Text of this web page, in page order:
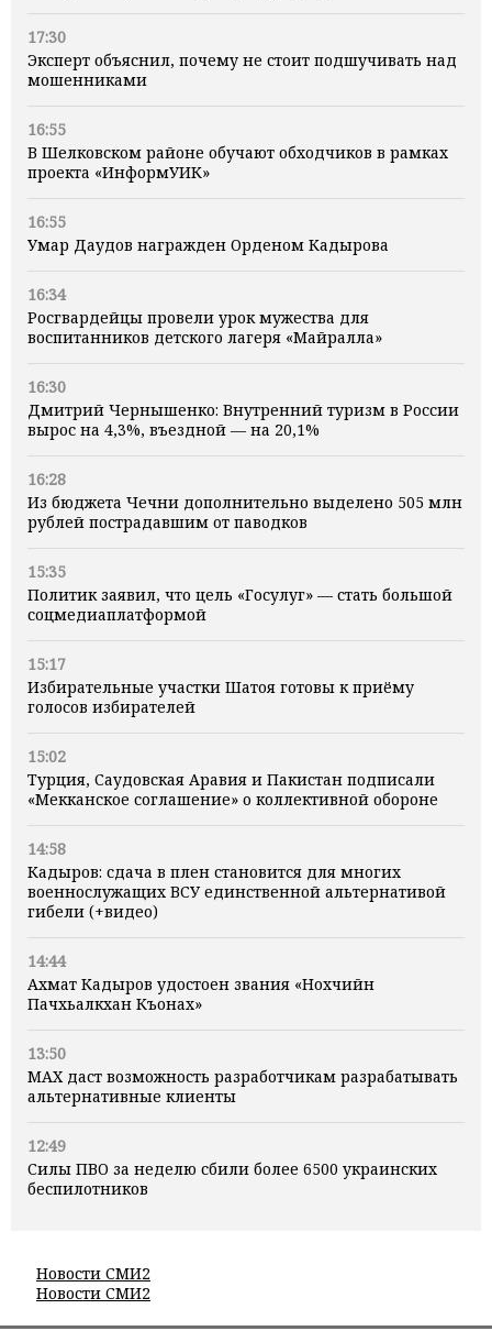
17:30
Эксперт объяснил, почему не стоит подшучивать над
мошенниками
16:55
В Шелковском районе обучают обходчиков в рамках
проекта «ИнформУИК»
16:55
Умар Даудов награжден Орденом Кадырова
16:34
Росгвардейцы провели урок мужества для
воспитанников детского лагеря «Майралла»
16:30
Дмитрий Чернышенко: Внутренний туризм в России
вырос на 4,3%, въездной — на 20,1%
16:28
Из бюджета Чечни дополнительно выделено 505 млн
рублей пострадавшим от паводков
15:35
Политик заявил, что цель «Госулуг» — стать большой
соцмедиаплатформой
15:17
Избирательные участки Шатоя готовы к приёму
голосов избирателей
15:02
Турция, Саудовская Аравия и Пакистан подписали
«Мекканское соглашение» о коллективной обороне
14:58
Кадыров: сдача в плен становится для многих
военнослужащих ВСУ единственной альтернативой
гибели (+видео)
14:44
Ахмат Кадыров удостоен звания «Нохчийн
Пачхьалкхан Къонах»
13:50
MAX даст возможность разработчикам разрабатывать
альтернативные клиенты
12:49
Силы ПВО за неделю сбили более 6500 украинских
беспилотников
Новости СМИ2
Новости СМИ2